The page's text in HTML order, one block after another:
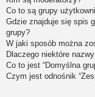
Co to są grupy
Gdzie znajduje się spis
grupy?
W jaki sposób można
Dlaczego niektóre
Co to jest “Domyślna
Czym jest odnośnik